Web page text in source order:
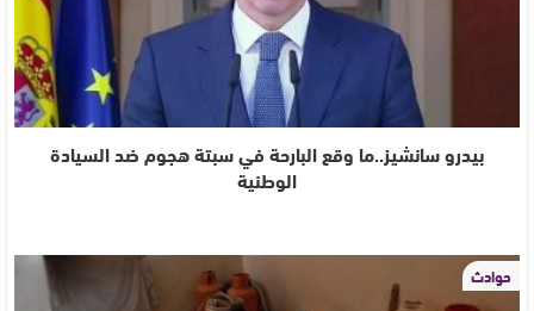
بيدرو سانشيز..ما وقع البارحة في سبتة هجوم ضد السيادة
الوطنية
حوادث